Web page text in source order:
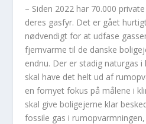
– Siden 2022 har 70.000
deres gasfyr. Det er gået
nødvendigt for at udfase
fjernvarme til de danske
endnu. Der er stadig naturgas
skal have det helt ud af
en fornyet fokus på målene i
skal give boligejerne klar
fossile gas i